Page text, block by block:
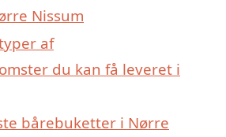
Nissum
af
du kan få leveret i
bårebuketter i Nørre